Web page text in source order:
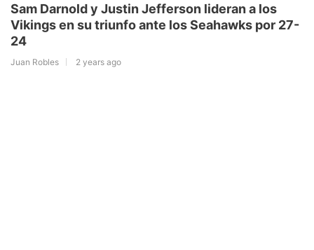
Sam Darnold y Justin Jefferson lideran a los
Vikings en su triunfo ante los Seahawks por 27-
24
Juan Robles 2 years ago